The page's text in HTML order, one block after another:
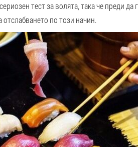
тест за волята, така че преди да
по този начин.